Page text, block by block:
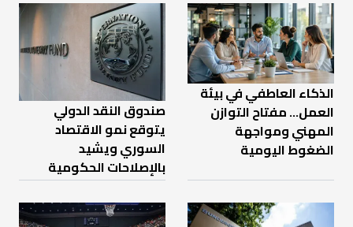
الذكاء العاطفي في بيئة
العمل… مفتاح التوازن
المهني ومواجهة
الضغوط اليومية
صندوق النقد الدولي
يتوقع نمو الاقتصاد
السوري ويشيد
بالإصلاحات الحكومية